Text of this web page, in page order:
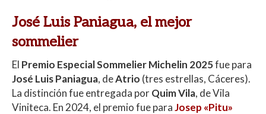
José Luis Paniagua, el mejor
sommelier
El Premio Especial Sommelier Michelin 2025fue para
José Luis Paniagua, deAtrio (tres estrellas, Cáceres).
La distinción fue entregada porQuim Vila, de Vila
Viniteca. En 2024, el premio fue paraJosep «Pitu»